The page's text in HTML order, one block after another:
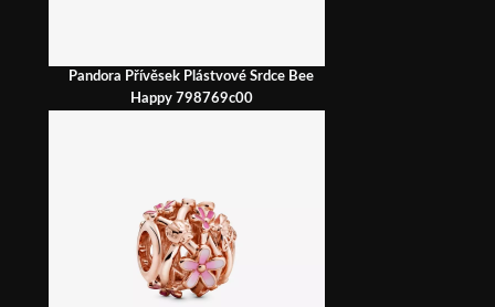
Pandora Přívěsek Plástvové Srdce Bee
Happy 798769c00